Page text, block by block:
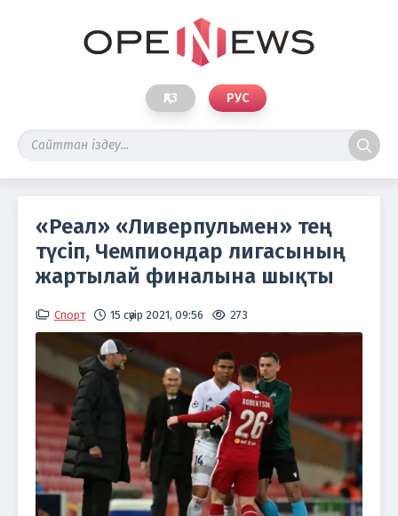
ҚАЗ РУС
«Реал» «Ливерпульмен» тең
түсіп, Чемпиондар лигасының
жартылай финалына шықты
Спорт 15 сәуір 2021, 09:56 273